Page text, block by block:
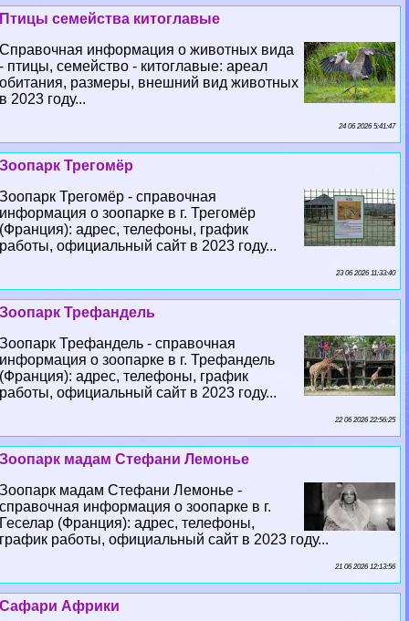
Птицы семейства китоглавые
Справочная информация о животных вида
- птицы, семейство - китоглавые: ареал
обитания, размеры, внешний вид животных
в 2023 году...
24 06 2026 5:41:47
Зоопарк Трегомёр
Зоопарк Трегомёр - справочная
информация о зоопарке в г. Трегомёр
(Франция): адрес, телефоны, график
работы, официальный сайт в 2023 году...
23 06 2026 11:33:40
Зоопарк Трефандель
Зоопарк Трефандель - справочная
информация о зоопарке в г. Трефандель
(Франция): адрес, телефоны, график
работы, официальный сайт в 2023 году...
22 06 2026 22:56:25
Зоопарк мадам Стефани Лемонье
Зоопарк мадам Стефани Лемонье -
справочная информация о зоопарке в г.
Геселар (Франция): адрес, телефоны,
график работы, официальный сайт в 2023 году...
21 06 2026 12:13:56
Сафари Африки